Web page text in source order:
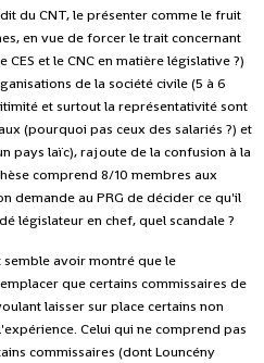
du CNT, le présenter comme le fruit
en vue de forcer le trait concernant
et le CNC en matière législative ?)
de la société civile (5 à 6
et surtout la représentativité sont
(pourquoi pas ceux des salariés ?) et
pays laïc), rajoute de la confusion à la
comprend 8/10 membres aux
demande au PRG de décider ce qu'il
législateur en chef, quel scandale ?
avoir montré que le
que certains commissaires de
laisser sur place certains non
Celui qui ne comprend pas
commissaires (dont Louncény